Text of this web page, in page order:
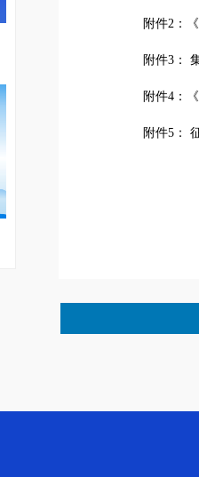
附件2：
附件3：
附件4：
附件5：